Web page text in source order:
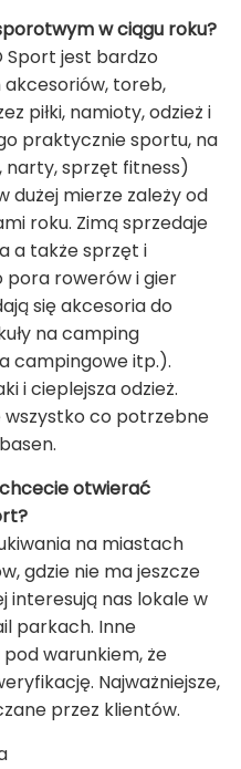
w ciągu roku?
jest bardzo
toreb,
piłki, namioty, odzież i
praktycznie sportu, na
narty, sprzęt fitness)
dużej mierze zależy od
roku. Zimą sprzedaje
a także sprzęt i
pora rowerów i gier
się akcesoria do
na camping
campingowe itp.).
i cieplejsza odzież.
wszystko co potrzebne
otwierać
na miastach
gdzie nie ma jeszcze
interesują nas lokale w
parkach. Inne
warunkiem, że
Najważniejsze,
przez klientów.